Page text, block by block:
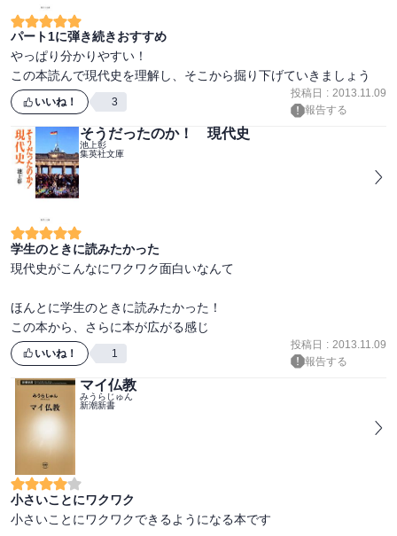
パート1に弾き続きおすすめ
やっぱり分かりやすい！
この本読んで現代史を理解し、そこから掘り下げていきましょう
いいね！ 3
投稿日 : 2013.11.09
報告する
そうだったのか！ 現代史
池上彰
集英社文庫
学生のときに読みたかった
現代史がこんなにワクワク面白いなんて
ほんとに学生のときに読みたかった！
この本から、さらに本が広がる感じ
いいね！ 1
投稿日 : 2013.11.09
報告する
マイ仏教
みうらじゅん
新潮新書
小さいことにワクワク
小さいことにワクワクできるようになる本です